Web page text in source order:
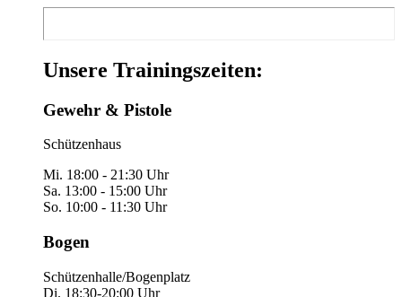
Unsere Trainingszeiten:
Gewehr & Pistole
Schützenhaus
Mi. 18:00 - 21:30 Uhr
Sa. 13:00 - 15:00 Uhr
So. 10:00 - 11:30 Uhr
Bogen
Schützenhalle/Bogenplatz
Di. 18:30-20:00 Uhr